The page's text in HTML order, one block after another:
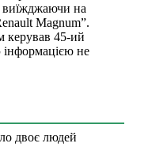
на
Magnum”.
керував 45-ий
інформацією не
двоє людей